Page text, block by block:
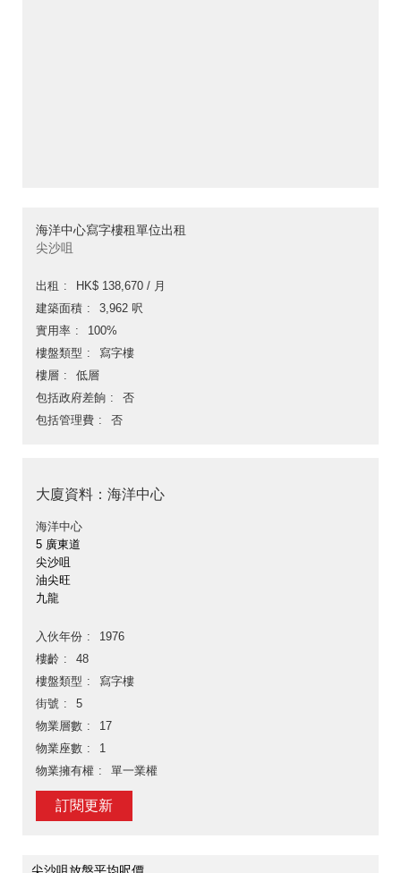
海洋中心寫字樓租單位出租
尖沙咀
出租
HK$ 138,670 / 月
建築面積
3,962 呎
實用率
100%
樓盤類型
寫字樓
樓層
低層
包括政府差餉
否
包括管理費
否
大廈資料：海洋中心
海洋中心
5 廣東道
尖沙咀
油尖旺
九龍
入伙年份
1976
樓齡
48
樓盤類型
寫字樓
街號
5
物業層數
17
物業座數
1
物業擁有權
單一業權
訂閱更新